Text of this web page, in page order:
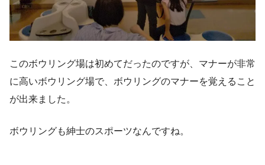
このボウリング場は初めてだったのですが、マナーが非常
に高いボウリング場で、ボウリングのマナーを覚えること
が出来ました。
ボウリングも紳士のスポーツなんですね。